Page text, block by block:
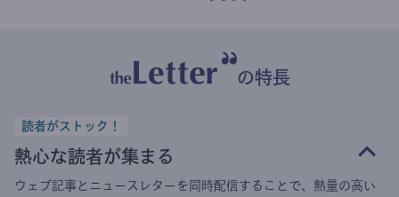
の特長
読者がストック！
熱心な読者が集まる
ウェブ記事とニュースレターを同時配信することで、熱量の高い